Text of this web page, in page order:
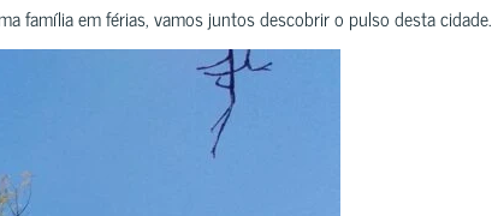
família em férias, vamos juntos descobrir o pulso desta cidade.